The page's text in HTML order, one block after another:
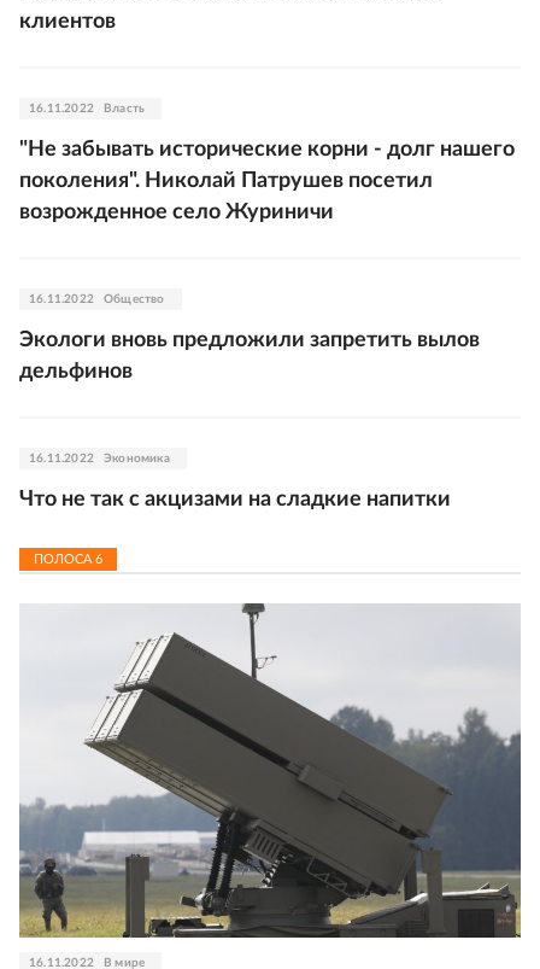
клиентов
16.11.2022 Власть
"Не забывать исторические корни - долг нашего
поколения". Николай Патрушев посетил
возрожденное село Журиничи
16.11.2022 Общество
Экологи вновь предложили запретить вылов
дельфинов
16.11.2022 Экономика
Что не так с акцизами на сладкие напитки
ПОЛОСА 6
16.11.2022 В мире